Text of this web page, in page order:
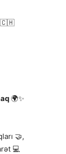
🇨🇭
🌍✨
🤝,
💻